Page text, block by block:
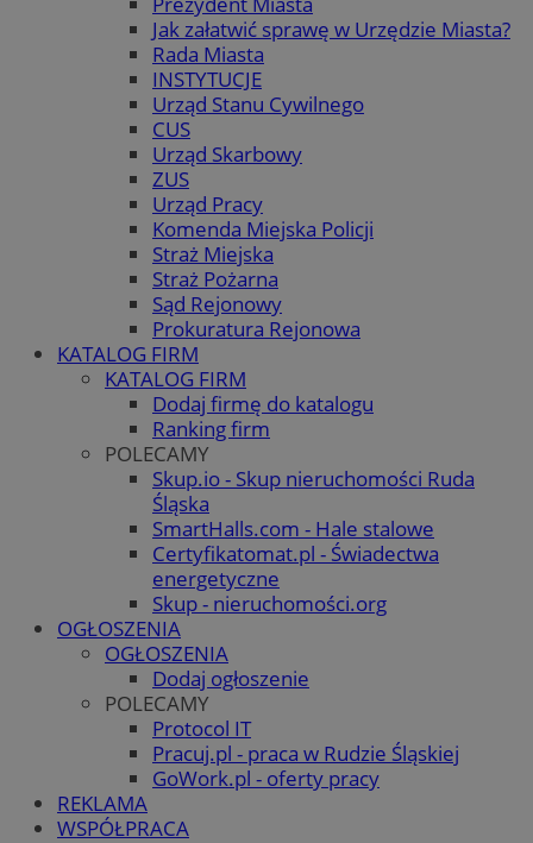
Jak załatwić sprawę w Urzędzie Miasta?
Rada Miasta
INSTYTUCJE
Urząd Stanu Cywilnego
CUS
Urząd Skarbowy
ZUS
Urząd Pracy
Komenda Miejska Policji
Straż Miejska
Straż Pożarna
Sąd Rejonowy
Prokuratura Rejonowa
KATALOG FIRM
KATALOG FIRM
Dodaj firmę do katalogu
Ranking firm
POLECAMY
Skup.io - Skup nieruchomości Ruda
Śląska
SmartHalls.com - Hale stalowe
Certyfikatomat.pl - Świadectwa
energetyczne
Skup - nieruchomości.org
OGŁOSZENIA
OGŁOSZENIA
Dodaj ogłoszenie
POLECAMY
Protocol IT
Pracuj.pl - praca w Rudzie Śląskiej
GoWork.pl - oferty pracy
REKLAMA
WSPÓŁPRACA